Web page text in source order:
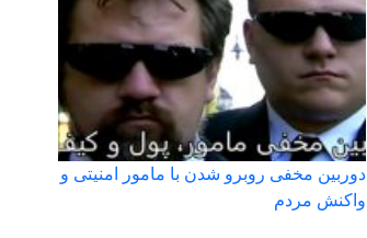
دوربین مخفی روبرو شدن با مامور امنیتی و
واکنش مردم